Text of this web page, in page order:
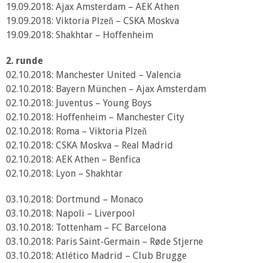
19.09.2018: Ajax Amsterdam – AEK Athen
19.09.2018: Viktoria Plzeň – CSKA Moskva
19.09.2018: Shakhtar – Hoffenheim
2. runde
02.10.2018: Manchester United – Valencia
02.10.2018: Bayern München – Ajax Amsterdam
02.10.2018: Juventus – Young Boys
02.10.2018: Hoffenheim – Manchester City
02.10.2018: Roma – Viktoria Plzeň
02.10.2018: CSKA Moskva – Real Madrid
02.10.2018: AEK Athen – Benfica
02.10.2018: Lyon – Shakhtar
03.10.2018: Dortmund – Monaco
03.10.2018: Napoli – Liverpool
03.10.2018: Tottenham – FC Barcelona
03.10.2018: Paris Saint-Germain – Røde Stjerne
03.10.2018: Atlético Madrid – Club Brugge